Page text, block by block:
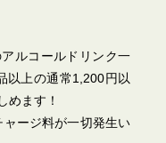
ルコールドリンク一
以上の通常1,200円以
めます！
ージ料が一切発生い